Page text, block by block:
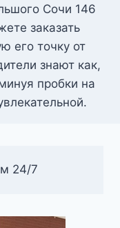
Сочи 146
заказать
его точку от
знают как,
пробки на
24/7